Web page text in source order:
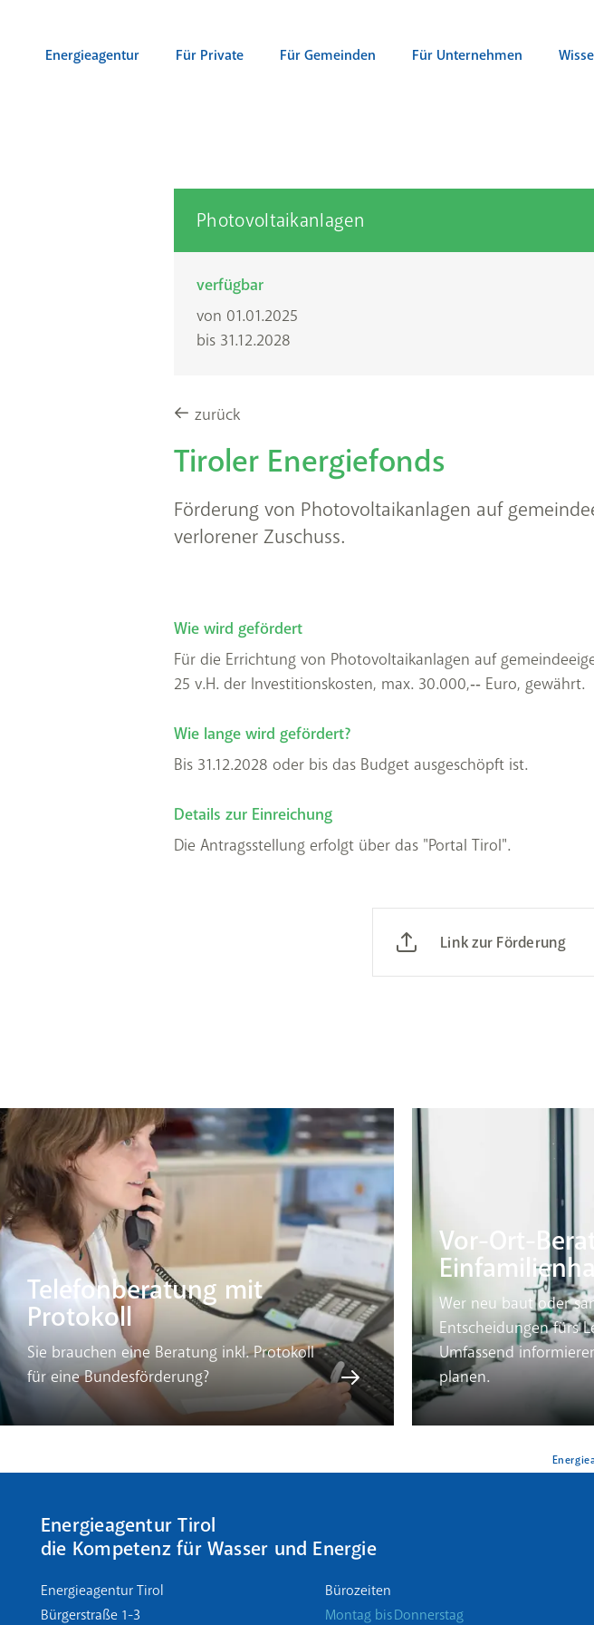
Energieagentur Für Private Für Gemeinden Für Unternehmen
Photovoltaikanlagen
verfügbar
von 01.01.2025
bis 31.12.2028
zurück
Tiroler Energiefonds
Förderung von Photovoltaikanlagen auf
verlorener Zuschuss.
Wie wird gefördert
Für die Errichtung von Photovoltaikanlagen auf
25 v.H. der Investitionskosten, max. 30.000,‐‐ Euro, gewährt.
Wie lange wird gefördert?
Bis 31.12.2028 oder bis das Budget ausgeschöpft ist.
Details zur Einreichung
Die Antragsstellung erfolgt über das "Portal Tirol".
Link zur Förderung
Telefonberatung mit
Protokoll
Sie brauchen eine Beratung inkl. Protokoll
für eine Bundesförderung?
Vor-Ort-
Wer neu baut oder
Entscheidungen fürs
Umfassend
planen.
Energieagentur Tirol
die Kompetenz für Wasser und Energie
Energieagentur Tirol
Bürgerstraße 1-3
Bürozeiten
Montag bis Donnerstag